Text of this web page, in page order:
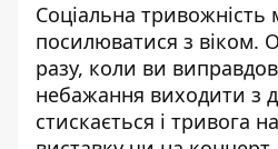
Соціальна
посилюватися з віком.
разу, коли ви
небажання виходити з
стискається і тривога